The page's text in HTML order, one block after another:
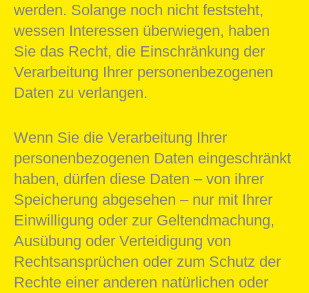
werden. Solange noch nicht feststeht,
wessen Interessen überwiegen, haben
Sie das Recht, die Einschränkung der
Verarbeitung Ihrer personenbezogenen
Daten zu verlangen.
Wenn Sie die Verarbeitung Ihrer
personenbezogenen Daten eingeschränkt
haben, dürfen diese Daten – von ihrer
Speicherung abgesehen – nur mit Ihrer
Einwilligung oder zur Geltendmachung,
Ausübung oder Verteidigung von
Rechtsansprüchen oder zum Schutz der
Rechte einer anderen natürlichen oder